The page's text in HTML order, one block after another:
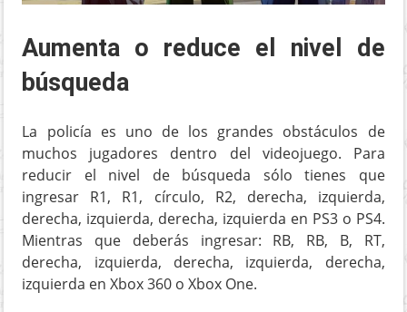
Aumenta o reduce el nivel de
búsqueda
La policía es uno de los grandes obstáculos de
muchos jugadores dentro del videojuego. Para
reducir el nivel de búsqueda sólo tienes que
ingresar R1, R1, círculo, R2, derecha, izquierda,
derecha, izquierda, derecha, izquierda en PS3 o PS4.
Mientras que deberás ingresar: RB, RB, B, RT,
derecha, izquierda, derecha, izquierda, derecha,
izquierda en Xbox 360 o Xbox One.